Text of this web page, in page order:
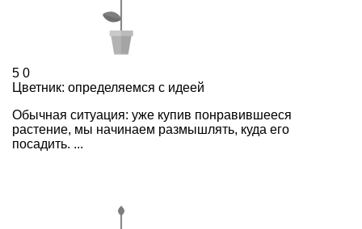
5 0
Цветник: определяемся с идеей
Обычная ситуация: уже купив понравившееся
растение, мы начинаем размышлять, куда его
посадить. ...